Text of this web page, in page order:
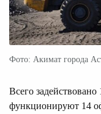
Фото: Акимат города
Всего
функционируют 14